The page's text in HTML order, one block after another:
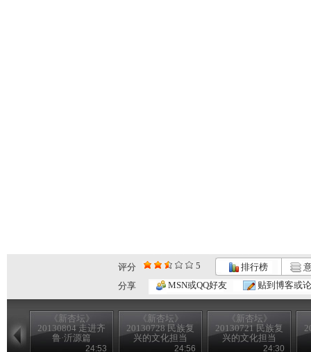
评分 5 排行榜
分享
MSN或QQ好友 贴到博客或
《新杏坛》
20130804 走进齐
鲁·沂源篇
24:53
《新杏坛》
20130728 民族复
兴的文化担当
24:56
《新杏坛》
20130721 民族复
兴的文化担当
24:30